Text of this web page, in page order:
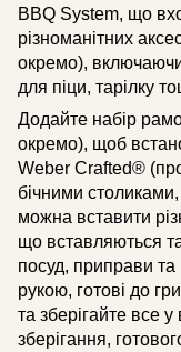
BBQ System, що
різноманітних
окремо),
для піци, тарілку
Додайте набір
окремо), щоб
Weber Crafted®
бічними
можна вставити
що вставляються
посуд, приправи та
рукою, готові до
та зберігайте все
зберігання,